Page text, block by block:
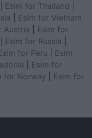
Esim for Thailand
Esim for Vietnam
Austria
Esim for
Esim for Russia
for Peru
Esim
Esim for
for Norway
Esim for